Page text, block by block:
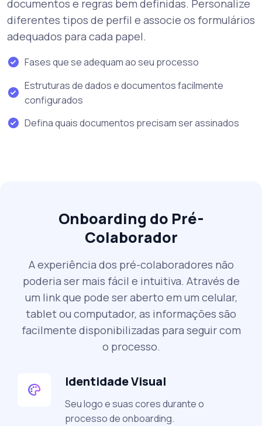
documentos e regras bem definidas. Personalize
diferentes tipos de perfil e associe os formulários
adequados para cada papel.
Fases que se adequam ao seu processo
Estruturas de dados e documentos facilmente
configurados
Defina quais documentos precisam ser assinados
Onboarding do Pré-
Colaborador
A experiência dos pré-colaboradores não
poderia ser mais fácil e intuitiva. Através de
um link que pode ser aberto em um celular,
tablet ou computador, as informações são
facilmente disponibilizadas para seguir com
o processo.
Identidade Visual
Seu logo e suas cores durante o
processo de onboarding.